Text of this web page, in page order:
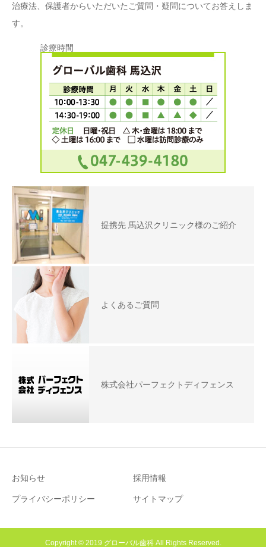
治療法、保護者からいただいたご質問・疑問についてお答えしま
す。
診療時間
提携先 馬込沢クリニック様のご紹介
よくあるご質問
株式会社パーフェクトディフェンス
お知らせ 採用情報
プライバシーポリシー サイトマップ
Copyright © 2019 グローバル歯科 All Rights Reserved.